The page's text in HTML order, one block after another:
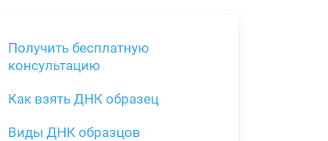
Получить бесплатную
консультацию
Как взять ДНК образец
Виды ДНК образцов